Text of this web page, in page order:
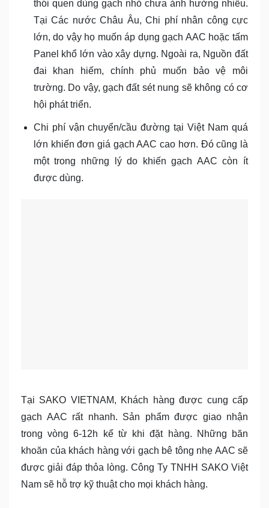
thói quen dùng gạch nhỏ chưa ảnh hưởng nhiều.
Tại Các nước Châu Âu, Chi phí nhân công cực
lớn, do vậy họ muốn áp dụng gạch AAC hoặc tấm
Panel khổ lớn vào xây dựng. Ngoài ra, Nguồn đất
đai khan hiếm, chính phủ muốn bảo vệ môi
trường. Do vậy, gạch đất sét nung sẽ không có cơ
hội phát triển.
Chi phí vận chuyển/cầu đường tại Việt Nam quá
lớn khiến đơn giá gạch AAC cao hơn. Đó cũng là
một trong những lý do khiến gạch AAC còn ít
được dùng.
Tại SAKO VIETNAM, Khách hàng được cung cấp
gạch AAC rất nhanh. Sản phẩm được giao nhận
trong vòng 6-12h kể từ khi đặt hàng. Những băn
khoăn của khách hàng với gạch bê tông nhẹ AAC sẽ
được giải đáp thỏa lòng. Công Ty TNHH SAKO Việt
Nam sẽ hỗ trợ kỹ thuật cho mọi khách hàng.